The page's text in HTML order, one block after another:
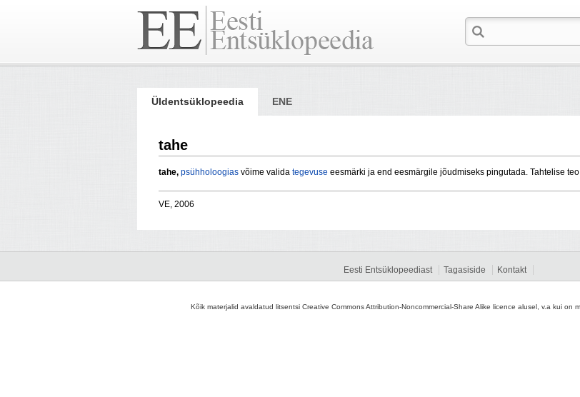
Üldentsüklopeedia ENE
tahe
tahe, psühholoogias võime valida tegevuse eesmärki ja end eesmärgile jõudmiseks pingutada. Tahtelise
VE, 2006
Eesti Entsüklopeediast Tagasiside Kontakt
Kõik materjalid avaldatud litsentsi Creative Commons Attribution-Noncommercial-Share Alike licence alusel, v.a kui on